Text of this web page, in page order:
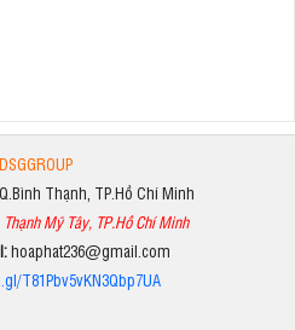
Thạnh, TP.Hồ Chí Minh
Mỹ Tây, TP.Hồ Chí Minh
hoaphat236@gmail.com
T81Pbv5vKN3Qbp7UA